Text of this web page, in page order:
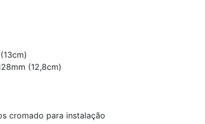
(12,8cm)
cromado para instalação